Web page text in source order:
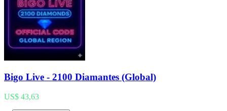
Bigo Live - 2100 Diamantes (Global)
US$ 43,63